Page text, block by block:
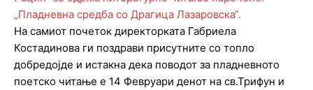
На самиот почеток директорката Габриела
Костадинова ги поздрави присутните со топло
добредојде и истакна дека поводот за пладневното
поетско читање е 14 Февруари денот на св.Трифун и